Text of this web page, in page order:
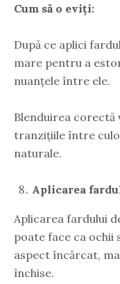
Cum să o eviți:
După ce aplici
mare pentru a
nuanțele între ele.
Blenduirea corectă
tranzițiile între
naturale.
Aplicarea
Aplicarea fardului
poate face ca ochii
aspect încărcat,
închise.